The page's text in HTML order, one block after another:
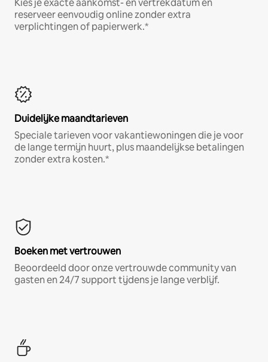
reserveer eenvoudig online zonder extra
verplichtingen of papierwerk.*
Duidelijke maandtarieven
Speciale tarieven voor vakantiewoningen die je voor
de lange termijn huurt, plus maandelijkse betalingen
zonder extra kosten.*
Boeken met vertrouwen
Beoordeeld door onze vertrouwde community van
gasten en 24/7 support tijdens je lange verblijf.